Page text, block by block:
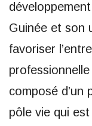
Guinée et son
favoriser
composé d’un
pôle vie qui